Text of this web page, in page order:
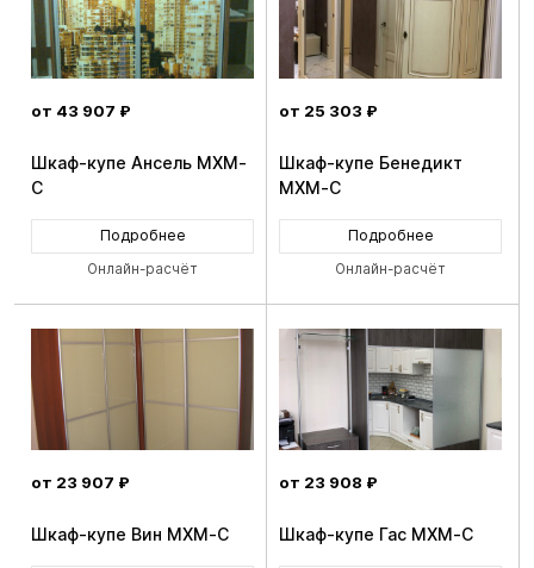
от 43 907 ₽
Шкаф-купе Ансель MXM-
C
Подробнее
Онлайн-расчёт
от 25 303 ₽
Шкаф-купе Бенедикт
MXM-C
Подробнее
Онлайн-расчёт
от 23 907 ₽
Шкаф-купе Вин MXM-C
от 23 908 ₽
Шкаф-купе Гас MXM-C